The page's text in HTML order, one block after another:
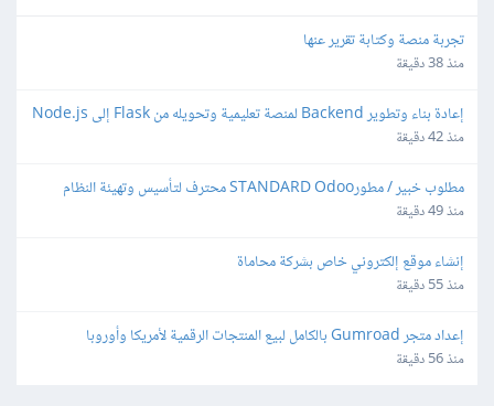
تجربة منصة وكتابة تقرير عنها
منذ 38 دقيقة
إعادة بناء وتطوير Backend لمنصة تعليمية وتحويله من Flask إلى Node.js
منذ 42 دقيقة
المحاسبي والمخزني والتقارير
منذ 49 دقيقة
إنشاء موقع إلكتروني خاص بشركة محاماة
منذ 55 دقيقة
إعداد متجر Gumroad بالكامل لبيع المنتجات الرقمية لأمريكا وأوروبا
منذ 56 دقيقة